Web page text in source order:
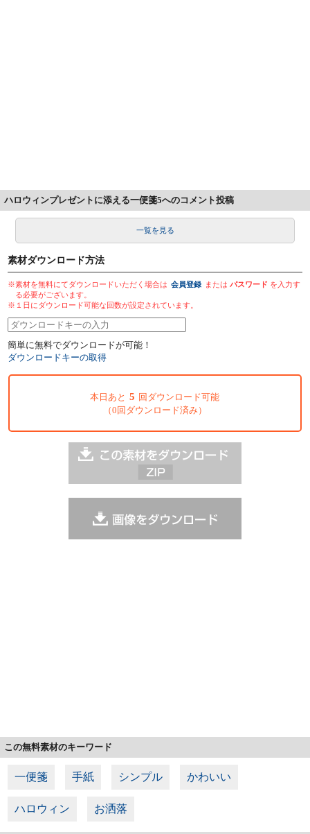
ハロウィンプレゼントに添える一便箋5へのコメント投稿
一覧を見る
素材ダウンロード方法
※素材を無料にてダウンロードいただく場合は 会員登録 またはパスワード を入力す
る必要がございます。
※１日にダウンロード可能な回数が設定されています。
簡単に無料でダウンロードが可能！
ダウンロードキーの取得
本日あと 5 回ダウンロード可能
（0回ダウンロード済み）
この無料素材のキーワード
一便箋 手紙 シンプル かわいい
ハロウィン お洒落